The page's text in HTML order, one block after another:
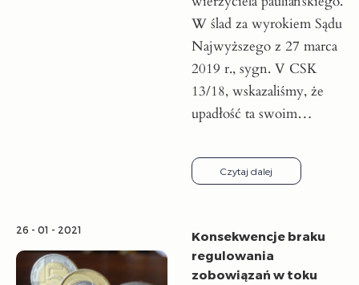
W ślad za wyrokiem Sądu
Najwyższego z 27 marca
2019 r., sygn. V CSK
13/18, wskazaliśmy, że
upadłość ta swoim…
Czytaj dalej
26 - 01 - 2021
Konsekwencje braku
regulowania
zobowiązań w toku